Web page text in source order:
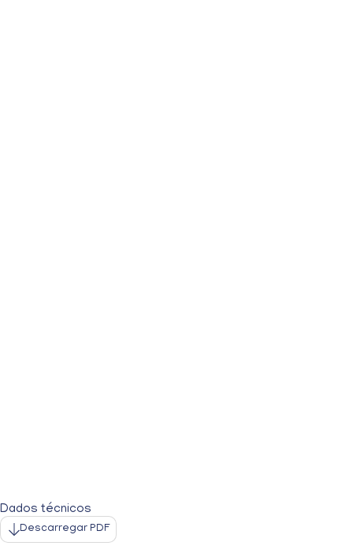
Dados técnicos
Descarregar PDF